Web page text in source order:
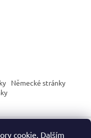
cookie. Dalším
Německé stránky